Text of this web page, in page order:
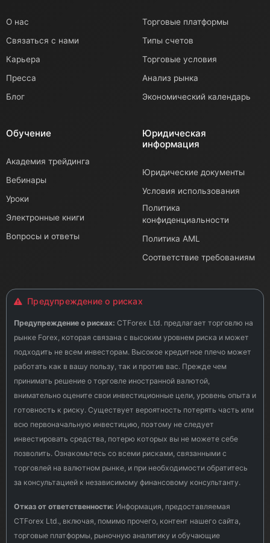
О нас
Связаться с нами
Карьера
Пресса
Блог
Торговые платформы
Типы счетов
Торговые условия
Анализ рынка
Экономический календарь
Обучение
Академия трейдинга
Вебинары
Уроки
Электронные книги
Вопросы и ответы
Юридическая
информация
Юридические документы
Условия использования
Политика
конфиденциальности
Политика AML
Соответствие требованиям
Предупреждение о рисках
Предупреждение о рисках: CTForex Ltd. предлагает торговлю на
рынке Forex, которая связана с высоким уровнем риска и может
подходить не всем инвесторам. Высокое кредитное плечо может
работать как в вашу пользу, так и против вас. Прежде чем
принимать решение о торговле иностранной валютой,
внимательно оцените свои инвестиционные цели, уровень опыта и
готовность к риску. Существует вероятность потерять часть или
всю первоначальную инвестицию, поэтому не следует
инвестировать средства, потерю которых вы не можете себе
позволить. Ознакомьтесь со всеми рисками, связанными с
торговлей на валютном рынке, и при необходимости обратитесь
за консультацией к независимому финансовому консультанту.
Отказ от ответственности: Информация, предоставляемая
CTForex Ltd., включая, помимо прочего, контент нашего сайта,
торговые платформы, рыночную аналитику и обучающие